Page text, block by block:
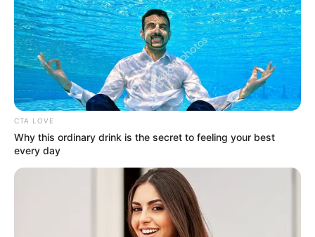
CTA LOVE
Why this ordinary drink is the secret to feeling your best
every day